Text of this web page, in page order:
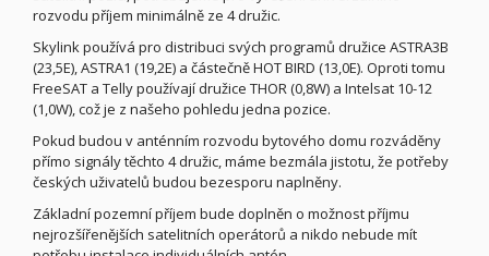
rozvodu příjem minimálně ze 4 družic.
Skylink používá pro distribuci svých programů družice ASTRA3B
(23,5E), ASTRA1 (19,2E) a částečně HOT BIRD (13,0E). Oproti tomu
FreeSAT a Telly používají družice THOR (0,8W) a Intelsat 10-12
(1,0W), což je z našeho pohledu jedna pozice.
Pokud budou v anténním rozvodu bytového domu rozváděny
přímo signály těchto 4 družic, máme bezmála jistotu, že potřeby
českých uživatelů budou bezesporu naplněny.
Základní pozemní příjem bude doplněn o možnost příjmu
nejrozšířenějších satelitních operátorů a nikdo nebude mít